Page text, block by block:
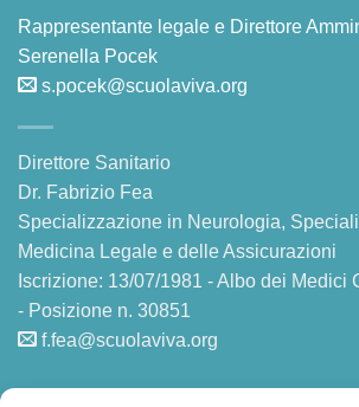
Rappresentante legale e Direttore
Serenella Pocek
s.pocek@scuolaviva.org
Direttore Sanitario
Dr. Fabrizio Fea
Specializzazione in Neurologia,
Medicina Legale e delle Assicurazioni
Iscrizione: 13/07/1981 - Albo dei Medici
- Posizione n. 30851
f.fea@scuolaviva.org